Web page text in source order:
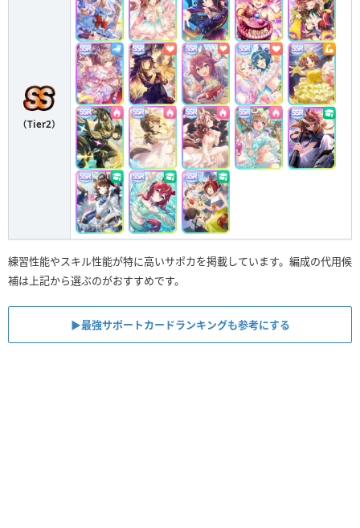
（Tier2）
練習性能やスキル性能が特に高いサポカを掲載しています。編成の代用候
補は上記から選ぶのがおすすめです。
▶︎最強サポートカードランキングも参考にする